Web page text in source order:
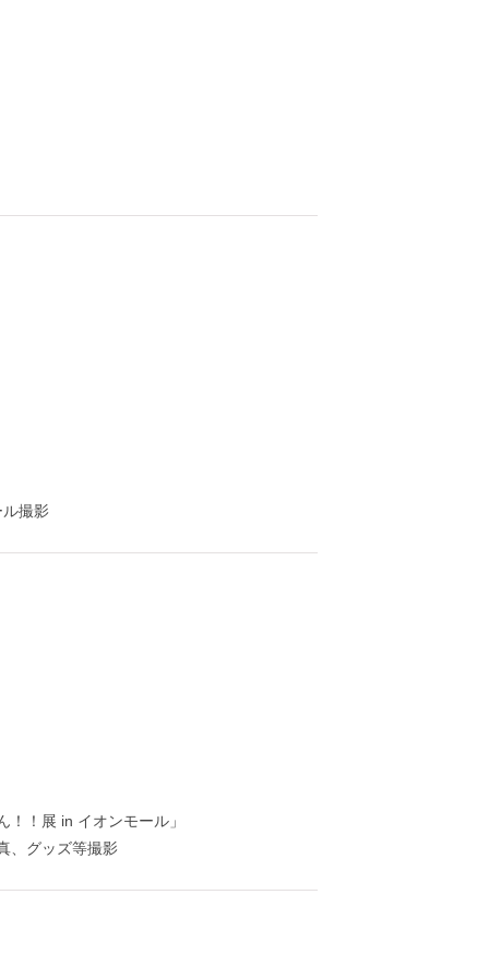
撮影
！展 in イオンモール」
、グッズ等撮影